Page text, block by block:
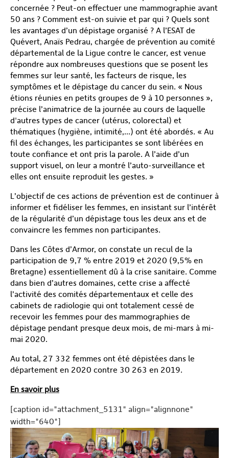
concernée ? Peut-on effectuer une mammographie avant
50 ans ? Comment est-on suivie et par qui ? Quels sont
les avantages d’un dépistage organisé ? A l’ESAT de
Quévert, Anaïs Pedrau, chargée de prévention au comité
départemental de la Ligue contre le cancer, est venue
répondre aux nombreuses questions que se posent les
femmes sur leur santé, les facteurs de risque, les
symptômes et le dépistage du cancer du sein. « Nous
étions réunies en petits groupes de 9 à 10 personnes »,
précise l’animatrice de la journée au cours de laquelle
d'autres types de cancer (utérus, colorectal) et
thématiques (hygiène, intimité,...) ont été abordés. « Au
fil des échanges, les participantes se sont libérées en
toute confiance et ont pris la parole. A l’aide d’un
support visuel, on leur a montré l’auto-surveillance et
elles ont ensuite reproduit les gestes. »
L’objectif de ces actions de prévention est de continuer à
informer et fidéliser les femmes, en insistant sur l’intérêt
de la régularité d’un dépistage tous les deux ans et de
convaincre les femmes non participantes.
Dans les Côtes d’Armor, on constate un recul de la
participation de 9,7 % entre 2019 et 2020 (9,5% en
Bretagne) essentiellement dû à la crise sanitaire. Comme
dans bien d’autres domaines, cette crise a affecté
l’activité des comités départementaux et celle des
cabinets de radiologie qui ont totalement cessé de
recevoir les femmes pour des mammographies de
dépistage pendant presque deux mois, de mi-mars à mi-
mai 2020.
Au total, 27 332 femmes ont été dépistées dans le
département en 2020 contre 30 263 en 2019.
En savoir plus
[caption id="attachment_5131" align="alignnone"
width="640"]